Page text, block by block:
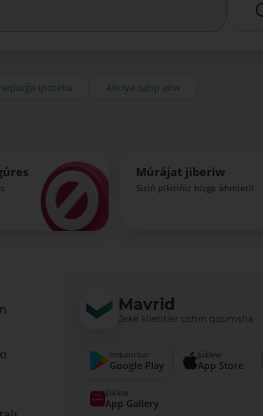
ipoteka
Akciya satıp alıw
Múrájat jiberiw
Siziń pikirińiz bizge áhmietli
Mavrid
Jeke klientler ushın qosımsha
Imkani bar
Google Play
Júklew
App Store
Júklew
App Gallery